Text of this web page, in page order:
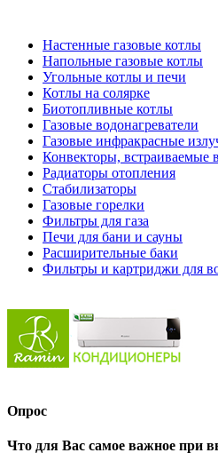
Настенные газовые котлы
Напольные газовые котлы
Угольные котлы и печи
Котлы на солярке
Биотопливные котлы
Газовые водонагреватели
Газовые инфракрасные
Конвекторы, встраиваемые
Радиаторы отопления
Стабилизаторы
Газовые горелки
Фильтры для газа
Печи для бани и сауны
Расширительные баки
Фильтры и картриджи для
Опрос
Что для Вас самое важное при